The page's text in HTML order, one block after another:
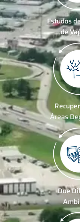
Estudos
de
Áreas
Due